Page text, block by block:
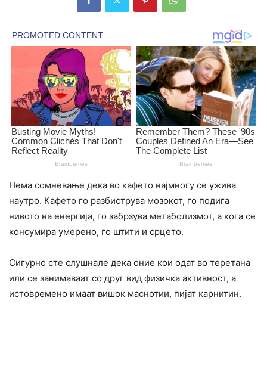
Нема сомневање дека во кафето најмногу се ужива
наутро. Кафето го разбиструва мозокот, го подига
нивото на енергија, го забрзува метаболизмот, а кога се
консумира умерено, го штити и срцето.
Сигурно сте слушнале дека оние кои одат во теретана
или се занимаваат со друг вид физичка активност, а
истовремено имаат вишок маснотии, пијат карнитин.